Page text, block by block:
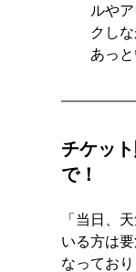
ルや
クし
あっと
チケッ
で！
「当日、
いる方は
なっており